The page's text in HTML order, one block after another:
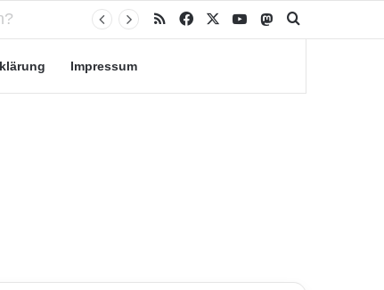
RSS Facebook YouTubeMastodon
Impressum